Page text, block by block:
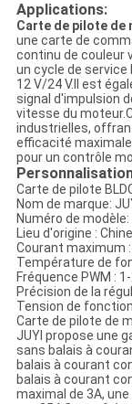
Applications:
Carte de pilote de
une carte de
continu de couleur
un cycle de service
12 V/24 V.Il est
signal d'impulsion
vitesse du
industrielles,
efficacité
pour un contrôle
Carte de pilote
Nom de marque:
Numéro de modèle:
Lieu d'origine : Chine
Courant maximum :
Température de
Fréquence PWM :
Précision de la
Tension de
Carte de pilote de
JUYI propose une
sans balais à
balais à courant
balais à courant
maximal de 3A,